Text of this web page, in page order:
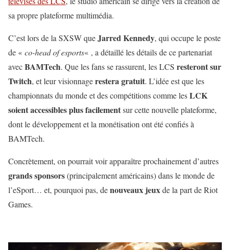
sa propre plateforme multimédia.
C’est lors de la SXSW queJarred Kennedy, qui occupe le poste
de « co-head of esports« , a détaillé les détails de ce partenariat
avecBAMTech. Que les fans se rassurent, les LCS resteront sur
Twitch, et leur visionnagerestera gratuit. L’idée est que les
championnats du monde et des compétitions comme lesLCK
soient accessibles plus facilementsur cette nouvelle plateforme,
dont le développement et la monétisation ont été confiés à
BAMTech.
Concrètement, on pourrait voir apparaître prochainement d’autres
grands sponsors(principalement américains) dans le monde de
l’eSport… et, pourquoi pas, denouveaux jeuxde la part de Riot
Games.